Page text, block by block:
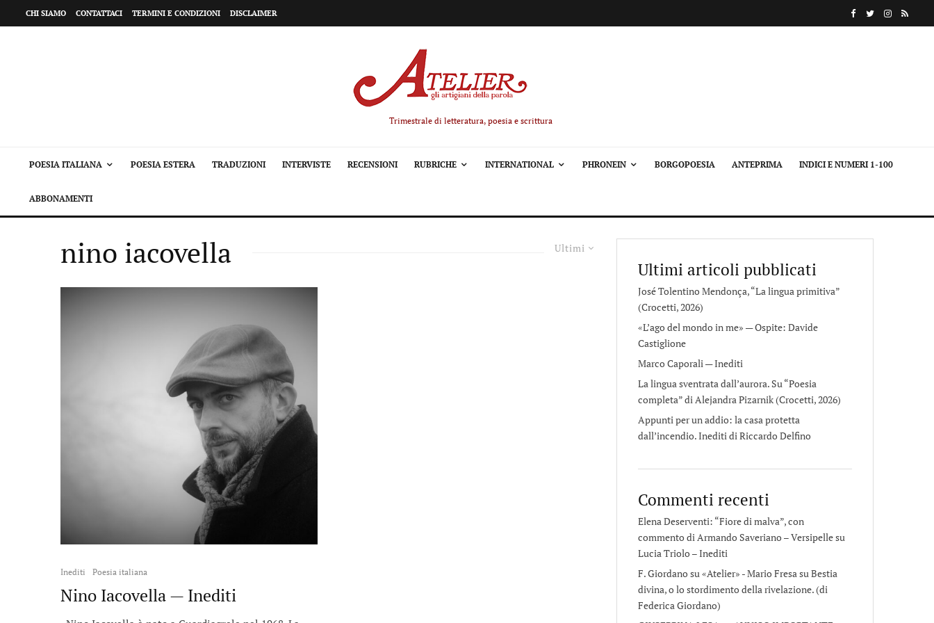
CHI SIAMO CONTATTACI TERMINI E CONDIZIONI DISCLAIMER
Trimestrale di letteratura, poesia e scrittura
POESIA ITALIANA POESIA ESTERA TRADUZIONI INTERVISTE RECENSIONI RUBRICHE INTERNATIONAL PHRONEIN BORGOPOESIA ANTEPRIMA INDICI E NUMERI 1-100
ABBONAMENTI
Ultimi
nino iacovella
Inediti Poesia italiana
Nino Iacovella — Inediti
Ultimi articoli pubblicati
José Tolentino Mendonça, “La lingua primitiva”
(Crocetti, 2026)
«L’ago del mondo in me» — Ospite: Davide
Castiglione
Marco Caporali — Inediti
La lingua sventrata dall’aurora. Su “Poesia
completa” di Alejandra Pizarnik (Crocetti, 2026)
Appunti per un addio: la casa protetta
dall’incendio. Inediti di Riccardo Delfino
Commenti recenti
Elena Deserventi: “Fiore di malva”, con
commento di Armando Saveriano – Versipellesu
Lucia Triolo – Inediti
F. Giordano su «Atelier» - Mario FresasuBestia
divina, o lo stordimento della rivelazione. (di
Federica Giordano)